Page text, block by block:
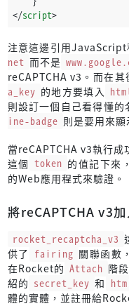
</script>
注意這邊引用JavaScript
net 而不是
reCAPTCHA v3。而在
a_key 的地方要填入
則設訂一個自己看得懂的
ine-badge 則是要用來
當reCAPTCHA v3執行成
這個 token 的值記下來
的Web應用程式來驗證。
將reCAPTCHA v3
rocket_recaptcha_v3
供了 fairing 關聯函數
在Rocket的 Attach 階
紹的 secret_key 和
體的實體，並註冊給